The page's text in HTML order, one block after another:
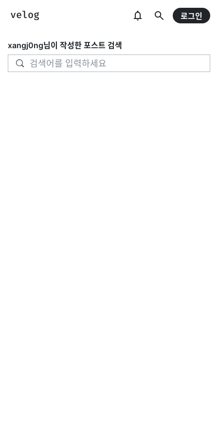
로그인
xangj0ng님이 작성한 포스트 검색